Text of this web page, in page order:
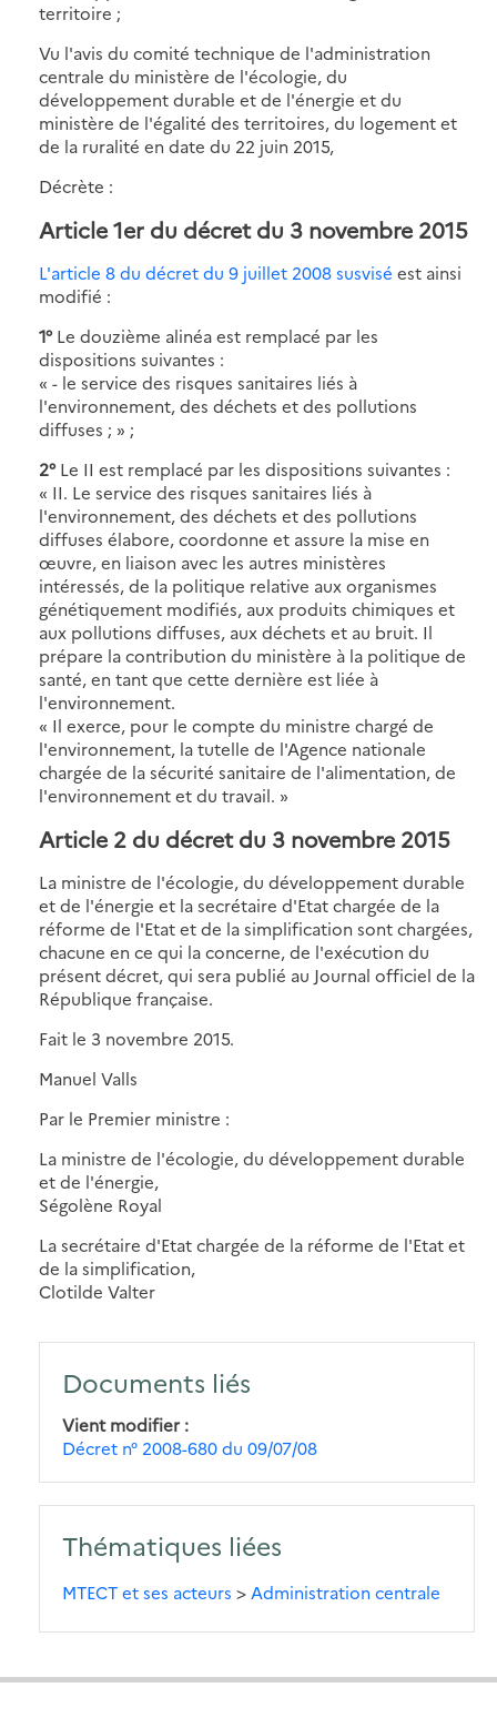
territoire ;
Vu l'avis du comité technique de l'administration
centrale du ministère de l'écologie, du
développement durable et de l'énergie et du
ministère de l'égalité des territoires, du logement et
de la ruralité en date du 22 juin 2015,
Décrète :
Article 1er du décret du 3 novembre 2015
L'article 8 du décret du 9 juillet 2008 susvisé est ainsi
modifié :
1°Le douzième alinéa est remplacé par les
dispositions suivantes :
« - le service des risques sanitaires liés à
l'environnement, des déchets et des pollutions
diffuses ; » ;
2°Le II est remplacé par les dispositions suivantes :
« II. Le service des risques sanitaires liés à
l'environnement, des déchets et des pollutions
diffuses élabore, coordonne et assure la mise en
œuvre, en liaison avec les autres ministères
intéressés, de la politique relative aux organismes
génétiquement modifiés, aux produits chimiques et
aux pollutions diffuses, aux déchets et au bruit. Il
prépare la contribution du ministère à la politique de
santé, en tant que cette dernière est liée à
l'environnement.
« Il exerce, pour le compte du ministre chargé de
l'environnement, la tutelle de l'Agence nationale
chargée de la sécurité sanitaire de l'alimentation, de
l'environnement et du travail. »
Article 2 du décret du 3 novembre 2015
La ministre de l'écologie, du développement durable
et de l'énergie et la secrétaire d'Etat chargée de la
réforme de l'Etat et de la simplification sont chargées,
chacune en ce qui la concerne, de l'exécution du
présent décret, qui sera publié au Journal officiel de la
République française.
Fait le 3 novembre 2015.
Manuel Valls
Par le Premier ministre :
La ministre de l'écologie, du développement durable
et de l'énergie,
Ségolène Royal
La secrétaire d'Etat chargée de la réforme de l'Etat et
de la simplification,
Clotilde Valter
Documents liés
Vient modifier
Décret n° 2008-680 du 09/07/08
Thématiques liées
MTECT et ses acteurs > Administration centrale